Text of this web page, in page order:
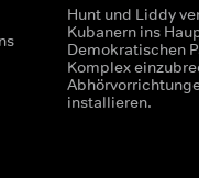
Hunt und Liddy
Kubanern ins
Demokratischen
Komplex
installieren.